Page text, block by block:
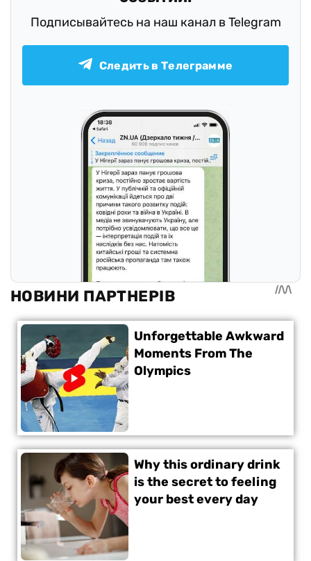
Подписывайтесь на наш канал в Telegram
Следить в Телеграмме